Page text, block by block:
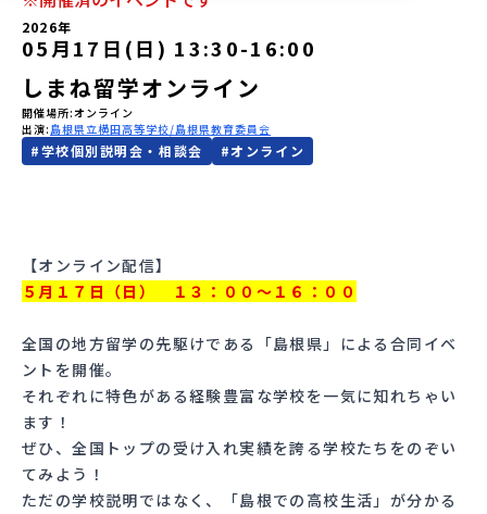
イベント参加方法
会員登録
2026年
05月17日(日) 13:30-16:00
しまね留学オンライン
開催場所 オンライン
出演 島根県立横田高等学校 島根県教育委員会
#学校個別説明会・相談会 #オンライン
【オンライン配信】
５月１７日（日） １３：００～１６：００
全国の地方留学の先駆けである「島根県」による合同イベ
ントを開催。
それぞれに特色がある経験豊富な学校を一気に知れちゃい
ます！
ぜひ、全国トップの受け入れ実績を誇る学校たちをのぞい
てみよう！
ただの学校説明ではなく、「島根での高校生活」が分かる